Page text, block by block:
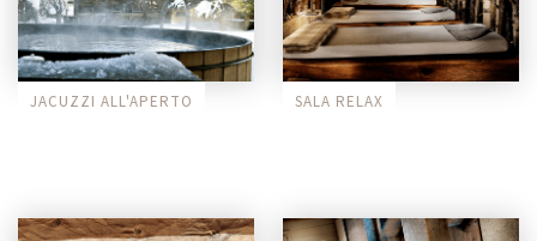
JACUZZI ALL'APERTO SALA RELAX